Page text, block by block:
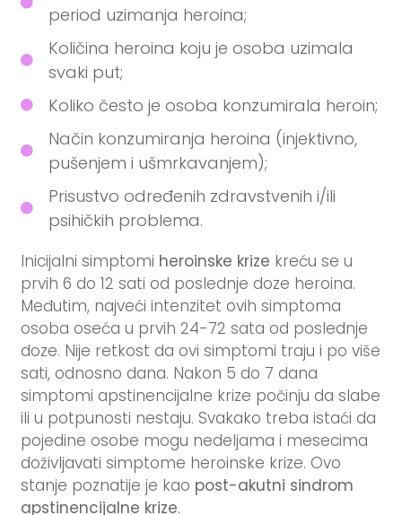
period uzimanja heroina;
Količina heroina koju je osoba uzimala
svaki put;
Koliko često je osoba konzumirala heroin;
Način konzumiranja heroina (injektivno,
pušenjem i ušmrkavanjem);
Prisustvo određenih zdravstvenih i/ili
psihičkih problema.
Inicijalni simptomi heroinske krize kreću se u
prvih 6 do 12 sati od poslednje doze heroina.
Međutim, najveći intenzitet ovih simptoma
osoba oseća u prvih 24-72 sata od poslednje
doze. Nije retkost da ovi simptomi traju i po više
sati, odnosno dana. Nakon 5 do 7 dana
simptomi apstinencijalne krize počinju da slabe
ili u potpunosti nestaju. Svakako treba istaći da
pojedine osobe mogu nedeljama i mesecima
doživljavati simptome heroinske krize. Ovo
stanje poznatije je kao post-akutni sindrom
apstinencijalne krize.